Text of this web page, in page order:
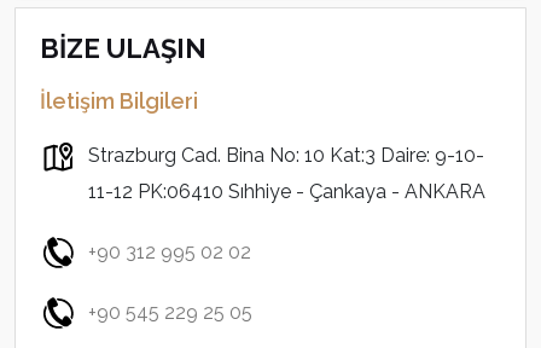
BİZE ULAŞIN
İletişim Bilgileri
Strazburg Cad. Bina No: 10 Kat:3 Daire: 9-10-
11-12 PK:06410 Sıhhiye - Çankaya - ANKARA
+90 312 995 02 02
+90 545 229 25 05